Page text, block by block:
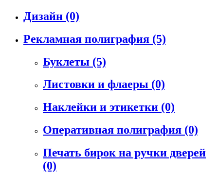
Дизайн (0)
Рекламная полиграфия (5)
Буклеты (5)
Листовки и флаеры (0)
Наклейки и этикетки (0)
Оперативная полиграфия (0)
Печать бирок на ручки дверей
(0)